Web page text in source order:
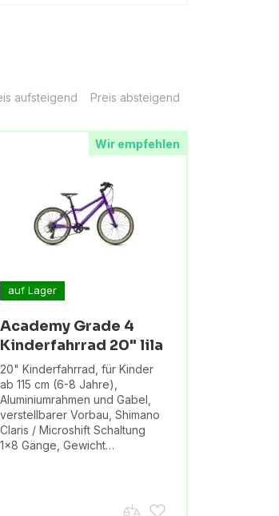
aufsteigend Preis absteigend
Wir empfehlen
auf Lager
Academy Grade 4
Kinderfahrrad 20" lila
20" Kinderfahrrad, für Kinder
ab 115 cm (6-8 Jahre),
Aluminiumrahmen und Gabel,
verstellbarer Vorbau, Shimano
Claris / Microshift Schaltung
1x8 Gänge, Gewicht…